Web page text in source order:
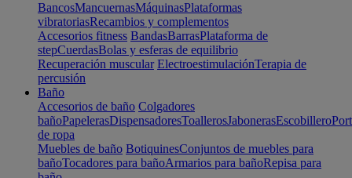
BancosMancuernasMáquinasPlataformas
vibratoriasRecambios y complementos
Accesorios fitness BandasBarrasPlataforma de
stepCuerdasBolas y esferas de equilibrio
Recuperación muscular ElectroestimulaciónTerapia de
percusión
Baño
Accesorios de baño Colgadores
bañoPapelerasDispensadoresToallerosJabonerasEscobillero
de ropa
Muebles de baño BotiquinesConjuntos de muebles para
bañoTocadores para bañoArmarios para bañoRepisa para